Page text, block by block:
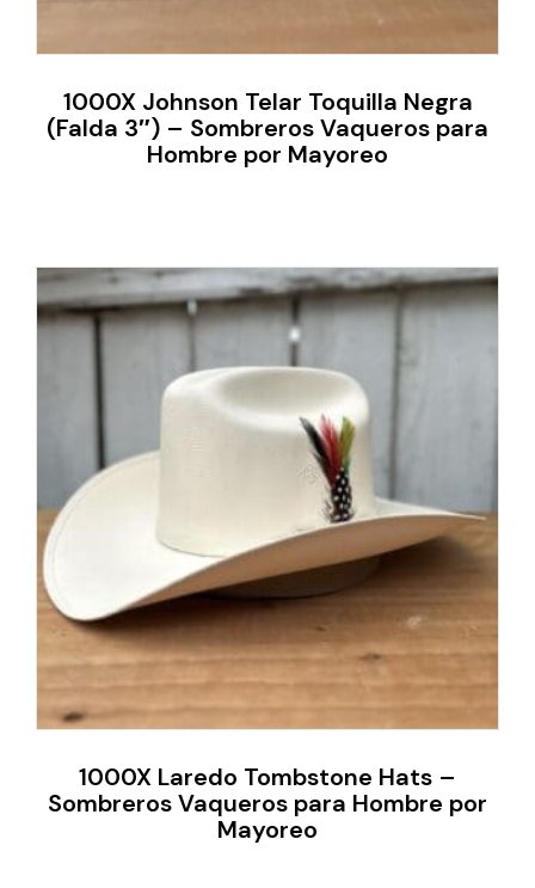
1000X Johnson Telar Toquilla Negra
(Falda 3″) – Sombreros Vaqueros para
Hombre por Mayoreo
1000X Laredo Tombstone Hats –
Sombreros Vaqueros para Hombre por
Mayoreo